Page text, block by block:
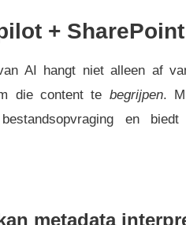
+
AI hangt niet alleen af
die content te begrijpen.
en
metadata